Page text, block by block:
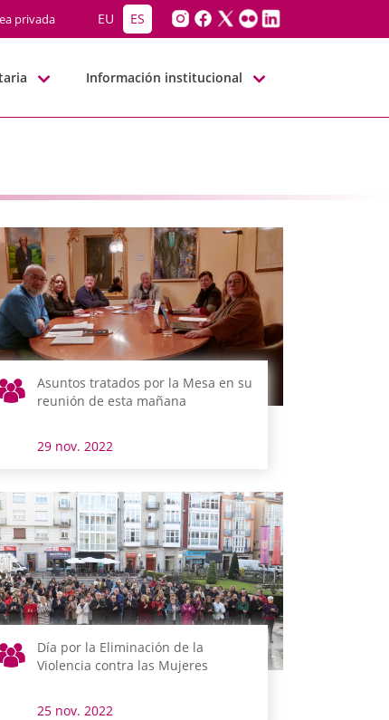
privada EU ES
Información institucional
Asuntos tratados por la Mesa en su
reunión de esta mañana
29 nov. 2022
Día por la Eliminación de la
Violencia contra las Mujeres
25 nov. 2022